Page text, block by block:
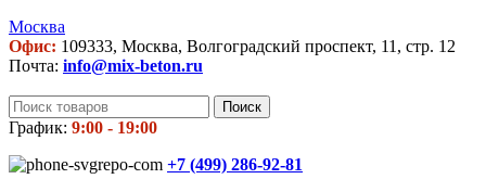
Москва
Офис: 109333, Москва, Волгоградский проспект, 11, стр. 12
Почта: info@mix-beton.ru
Поиск
График: 9:00 - 19:00
+7 (499) 286-92-81